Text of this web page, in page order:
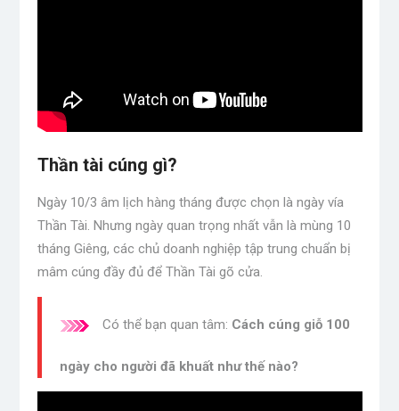
Thần tài cúng gì?
Ngày 10/3 âm lịch hàng tháng được chọn là ngày vía
Thần Tài. Nhưng ngày quan trọng nhất vẫn là mùng 10
tháng Giêng, các chủ doanh nghiệp tập trung chuẩn bị
mâm cúng đầy đủ để Thần Tài gõ cửa.
Có thể bạn quan tâm: Cách cúng giỗ 100
ngày cho người đã khuất như thế nào?